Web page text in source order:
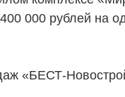
000 рублей на
«БЕСТ-